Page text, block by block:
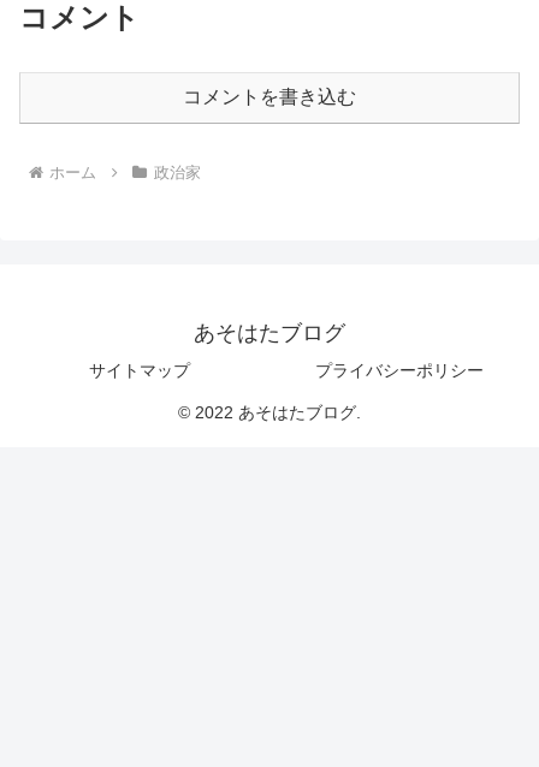
コメント
コメントを書き込む
ホーム 政治家
あそはたブログ
サイトマップ プライバシーポリシー
© 2022 あそはたブログ.